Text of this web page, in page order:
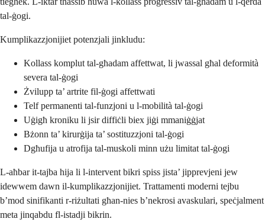
tal-ġogi.
Kumplikazzjonijiet potenzjali jinkludu:
Kollass komplut tal-għadam affettwat, li jwassal għal deformità
severa tal-ġogi
Żvilupp ta’ artrite fil-ġogi affettwati
Telf permanenti tal-funzjoni u l-mobilità tal-ġogi
Uġigħ kroniku li jsir diffiċli biex jiġi mmaniġġjat
Bżonn ta’ kirurġija ta’ sostituzzjoni tal-ġogi
Dgħufija u atrofija tal-muskoli minn użu limitat tal-ġogi
L-aħbar it-tajba hija li l-intervent bikri spiss jista’ jipprevjeni jew
idewwem dawn il-kumplikazzjonijiet. Trattamenti moderni tejbu
b’mod sinifikanti r-riżultati għan-nies b’nekrosi avaskulari, speċjalment
meta jinqabdu fl-istadji bikrin.